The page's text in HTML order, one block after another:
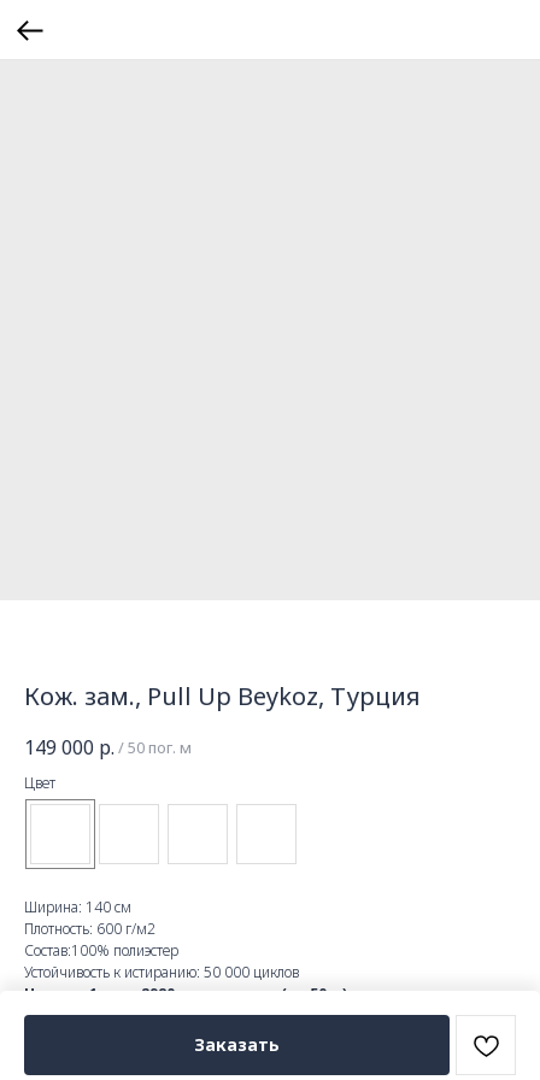
Кож. зам., Pull Up Beykoz, Турция
149 000 р. /50 пог. м
Цвет
Заказать
Ширина: 140 см
Плотность: 600 г/м2
Состав:100% полиэстер
Устойчивость к истиранию: 50 000 циклов
Цена за 1 п.м.: 2980 р., рулонами (от 50 м)
Цена за 1 п.м.: 5960 р., отрез от 10м